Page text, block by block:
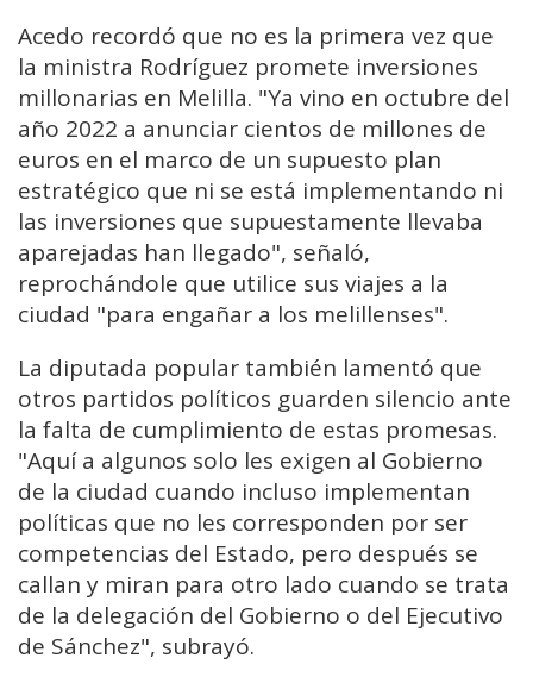
Acedo recordó que no es la primera vez que
la ministra Rodríguez promete inversiones
millonarias en Melilla. "Ya vino en octubre del
año 2022 a anunciar cientos de millones de
euros en el marco de un supuesto plan
estratégico que ni se está implementando ni
las inversiones que supuestamente llevaba
aparejadas han llegado", señaló,
reprochándole que utilice sus viajes a la
ciudad "para engañar a los melillenses".
La diputada popular también lamentó que
otros partidos políticos guarden silencio ante
la falta de cumplimiento de estas promesas.
"Aquí a algunos solo les exigen al Gobierno
de la ciudad cuando incluso implementan
políticas que no les corresponden por ser
competencias del Estado, pero después se
callan y miran para otro lado cuando se trata
de la delegación del Gobierno o del Ejecutivo
de Sánchez", subrayó.